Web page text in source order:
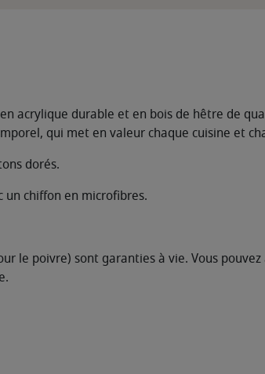
acrylique durable et en bois de hêtre de
qui met en valeur chaque cuisine et
dorés.
chiffon en microfibres.
le poivre) sont garanties à vie. Vous